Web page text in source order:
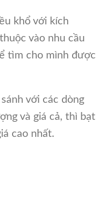
khổ với kích
vào nhu cầu
tìm cho mình được
với các dòng
và giá cả, thì bạt
cao nhất.